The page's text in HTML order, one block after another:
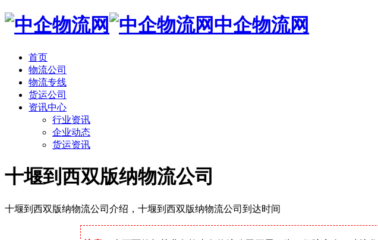
中企物流网
首页
物流公司
物流专线
货运公司
资讯中心
行业资讯
企业动态
货运资讯
十堰到西双版纳物流公司
十堰到西双版纳物流公司介绍，十堰到西双版纳物流公司到达时间